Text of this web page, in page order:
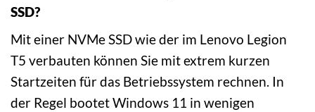
SSD?
Mit einer NVMe SSD wie der im Lenovo Legion
T5 verbauten können Sie mit extrem kurzen
Startzeiten für das Betriebssystem rechnen. In
der Regel bootet Windows 11 in wenigen